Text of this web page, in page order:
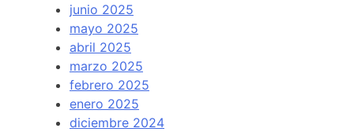
junio 2025
mayo 2025
abril 2025
marzo 2025
febrero 2025
enero 2025
diciembre 2024